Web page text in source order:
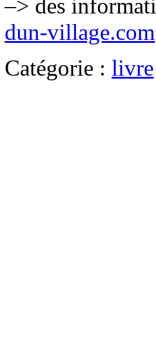
–> des
dun-village.com
Catégorie : livre